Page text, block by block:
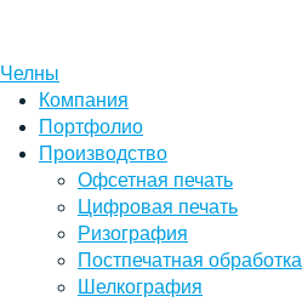
Челны
Компания
Портфолио
Производство
Офсетная печать
Цифровая печать
Ризография
Постпечатная обработка
Шелкография